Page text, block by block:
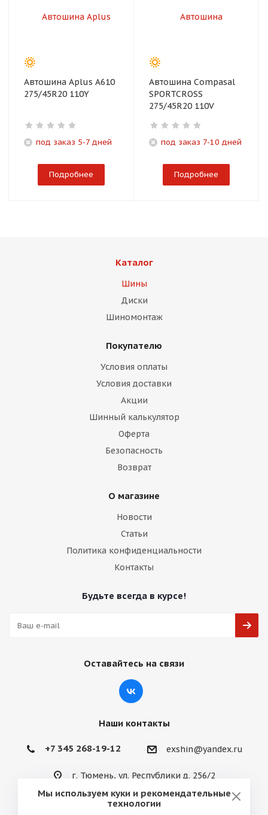
Автошина Aplus A610
275/45R20 110Y
под заказ 5-7 дней
Подробнее
Автошина Compasal
SPORTCROSS
275/45R20 110V
под заказ 7-10 дней
Подробнее
Каталог
Шины
Диски
Шиномонтаж
Покупателю
Условия оплаты
Условия доставки
Акции
Шинный калькулятор
Оферта
Безопасность
Возврат
О магазине
Новости
Статьи
Политика конфиденциальности
Контакты
Будьте всегда в курсе!
Оставайтесь на связи
Наши контакты
+7 345 268-19-12 exshin@yandex.ru
г. Тюмень, ул. Республики д. 256/2
Мы используем куки и рекомендательные
технологии